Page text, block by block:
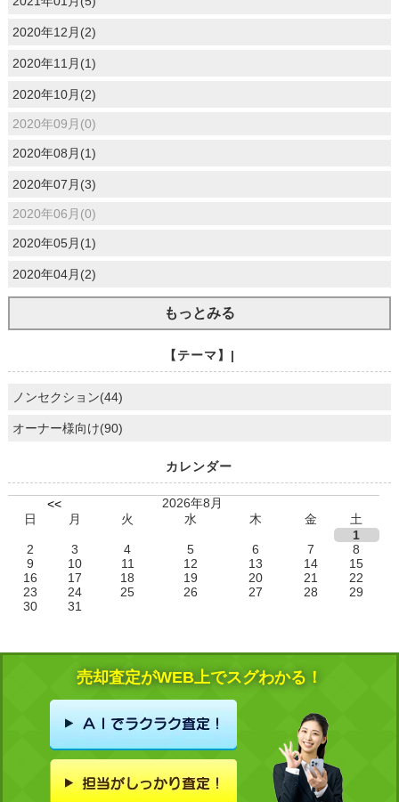
2020年12月(2)
2020年11月(1)
2020年10月(2)
2020年09月(0)
2020年08月(1)
2020年07月(3)
2020年06月(0)
2020年05月(1)
2020年04月(2)
もっとみる
【テーマ】|
ノンセクション(44)
オーナー様向け(90)
カレンダー
<<
2026年8月
日
月 火 水 木 金
土
1
2
3 4 5 6 7
8
9
10 11 12 13 14
15
16
17 18 19 20 21
22
23
24 25 26 27 28
29
30
31
売却査定がWEB上でスグわかる！